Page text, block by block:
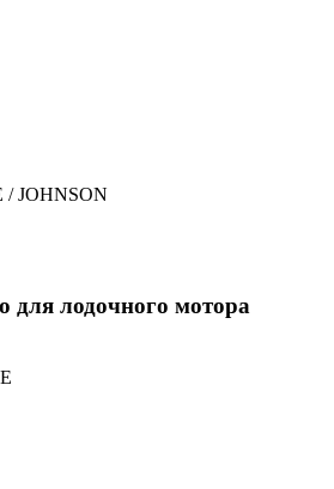
JOHNSON
для лодочного мотора